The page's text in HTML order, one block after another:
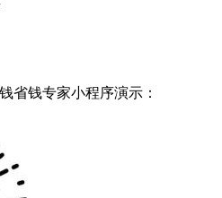
省钱专家小程序演示：